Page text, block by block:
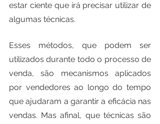
estar ciente que irá precisar utilizar de
algumas técnicas.
Esses métodos, que podem ser
utilizados durante todo o processo de
venda, são mecanismos aplicados
por vendedores ao longo do tempo
que ajudaram a garantir a eficácia nas
vendas. Mas afinal, que técnicas são